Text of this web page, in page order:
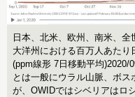
日本、北米、欧州、南米、全
大洋州における百万人あた
(ppm線形 7日移動平均)2020/
とは一般にウラル山脈、ボ
が、OWIDではシベリアはロ